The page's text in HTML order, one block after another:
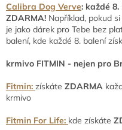
Calibra Dog Verve: každé 8.
ZDARMA! Například, pokud
je jako dárek pro Tebe bez
balení, kde každé 8. balení
krmivo FITMIN - nejen pro
Fitmin: získáte ZDARMA
krmivo
Fitmin For Life: kde získáte